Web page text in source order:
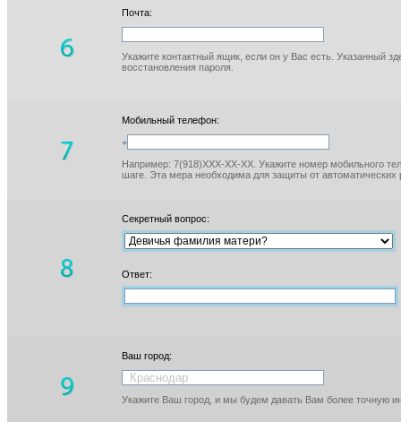
Почта:
Укажите контактный ящик, если он у Вас есть. Указанный
восстановления пароля.
Мобильный телефон:
+
Например: 7(918)XXX-XX-XX. Укажите номер мобильного
шаге. Эта мера необходима для защиты от автоматических
Секретный вопрос:
Ответ:
Ваш город:
Укажите Ваш город, и мы будем давать Вам более точную